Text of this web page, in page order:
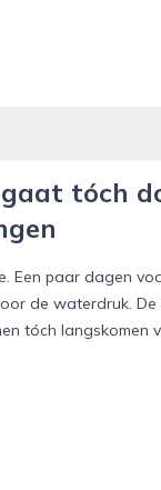
tóch
Een paar dagen
de waterdruk.
tóch langskomen